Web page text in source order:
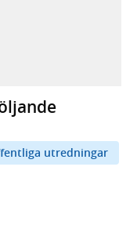
webbplats,
webbplats,
utredningar